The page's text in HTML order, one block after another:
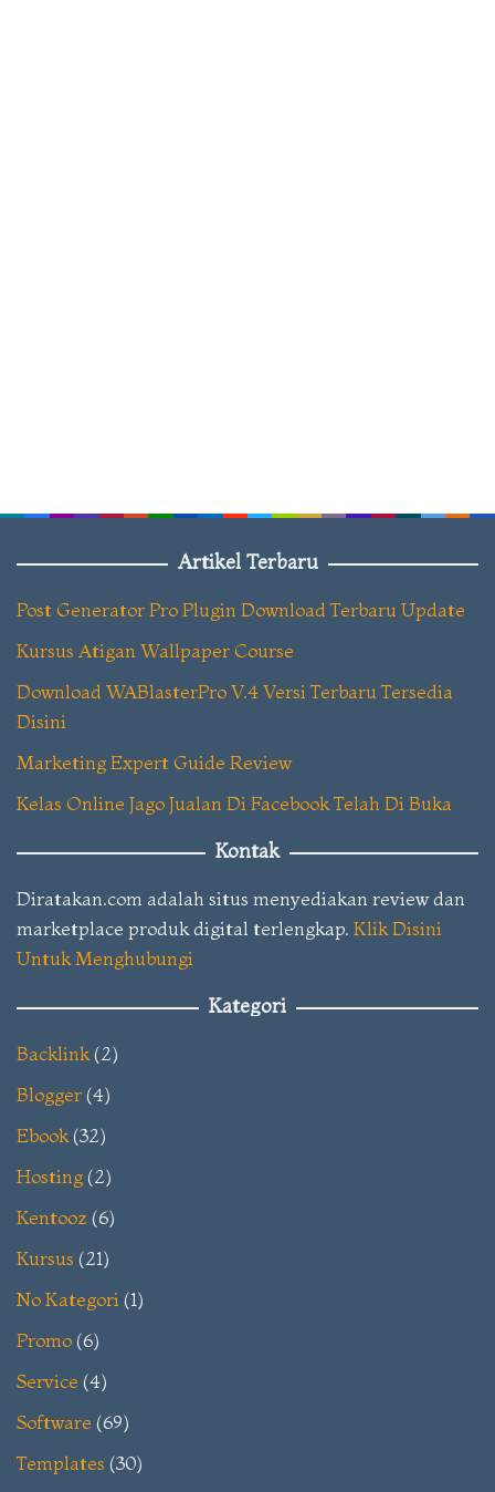
Artikel Terbaru
Post Generator Pro Plugin Download Terbaru Update
Kursus Atigan Wallpaper Course
Download WABlasterPro V.4 Versi Terbaru Tersedia
Disini
Marketing Expert Guide Review
Kelas Online Jago Jualan Di Facebook Telah Di Buka
Kontak
Diratakan.com adalah situs menyediakan review dan
marketplace produk digital terlengkap. Klik Disini
Untuk Menghubungi
Kategori
Backlink(2)
Blogger(4)
Ebook(32)
Hosting(2)
Kentooz (6)
Kursus (21)
No Kategori (1)
Promo(6)
Service (4)
Software (69)
Templates (30)